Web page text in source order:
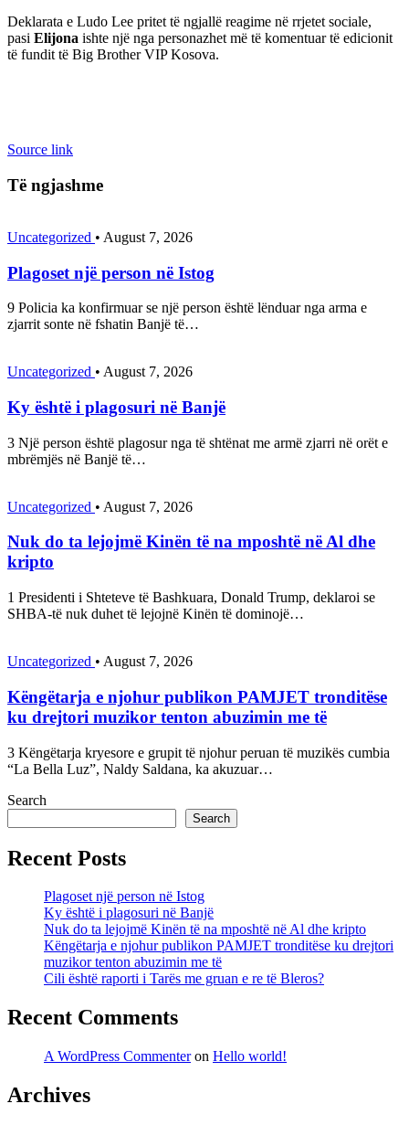
Deklarata e Ludo Lee pritet të ngjallë reagime në rrjetet sociale,
pasi Elijona ishte një nga personazhet më të komentuar të edicionit
të fundit të Big Brother VIP Kosova.
Source link
Të ngjashme
Uncategorized • August 7, 2026
Plagoset një person në Istog
9 Policia ka konfirmuar se një person është lënduar nga arma e
zjarrit sonte në fshatin Banjë të…
Uncategorized • August 7, 2026
Ky është i plagosuri në Banjë
3 Një person është plagosur nga të shtënat me armë zjarri në orët e
mbrëmjës në Banjë të…
Uncategorized • August 7, 2026
Nuk do ta lejojmë Kinën të na mposhtë në Al dhe
kripto
1 Presidenti i Shteteve të Bashkuara, Donald Trump, deklaroi se
SHBA-të nuk duhet të lejojnë Kinën të dominojë…
Uncategorized • August 7, 2026
Këngëtarja e njohur publikon PAMJET tronditëse
ku drejtori muzikor tenton abuzimin me të
3 Këngëtarja kryesore e grupit të njohur peruan të muzikës cumbia
“La Bella Luz”, Naldy Saldana, ka akuzuar…
Search
Search
Recent Posts
Plagoset një person në Istog
Ky është i plagosuri në Banjë
Nuk do ta lejojmë Kinën të na mposhtë në Al dhe kripto
Këngëtarja e njohur publikon PAMJET tronditëse ku drejtori
muzikor tenton abuzimin me të
Cili është raporti i Tarës me gruan e re të Bleros?
Recent Comments
A WordPress Commenteron Hello world!
Archives